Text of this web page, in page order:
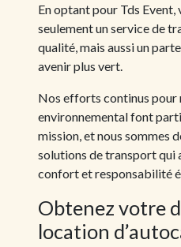
En optant pour Tds Event,
seulement un service de
qualité, mais aussi un
avenir plus vert.
Nos efforts continus
environnemental font
mission, et nous sommes
solutions de transport qui
confort et responsabilité
Obtenez votre
location